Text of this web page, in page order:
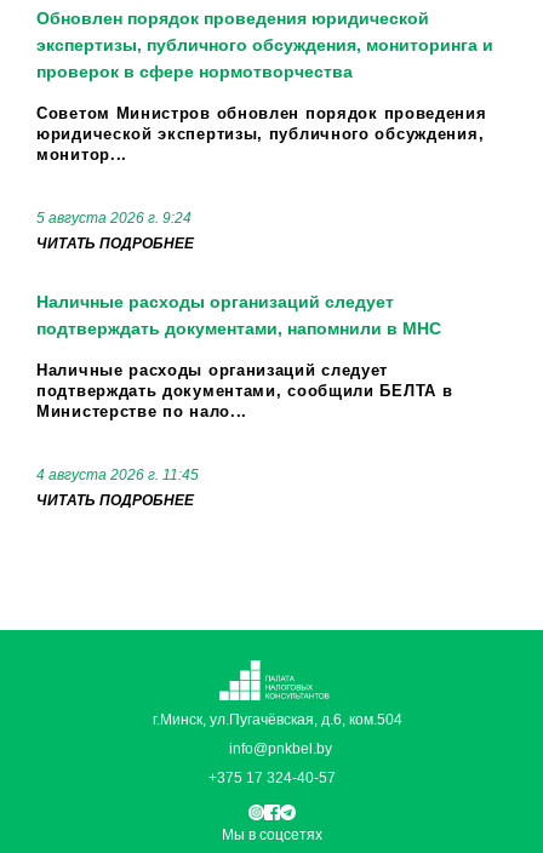
Обновлен порядок проведения юридической
экспертизы, публичного обсуждения, мониторинга и
проверок в сфере нормотворчества
Советом Министров обновлен порядок проведения
юридической экспертизы, публичного обсуждения,
монитор...
5 августа 2026 г. 9:24
ЧИТАТЬ ПОДРОБНЕЕ
Наличные расходы организаций следует
подтверждать документами, напомнили в МНС
Наличные расходы организаций следует
подтверждать документами, сообщили БЕЛТА в
Министерстве по нало...
4 августа 2026 г. 11:45
ЧИТАТЬ ПОДРОБНЕЕ
г.Минск, ул.Пугачёвская, д.6, ком.504
info@pnkbel.by
+375 17 324-40-57
Мы в соцсетях